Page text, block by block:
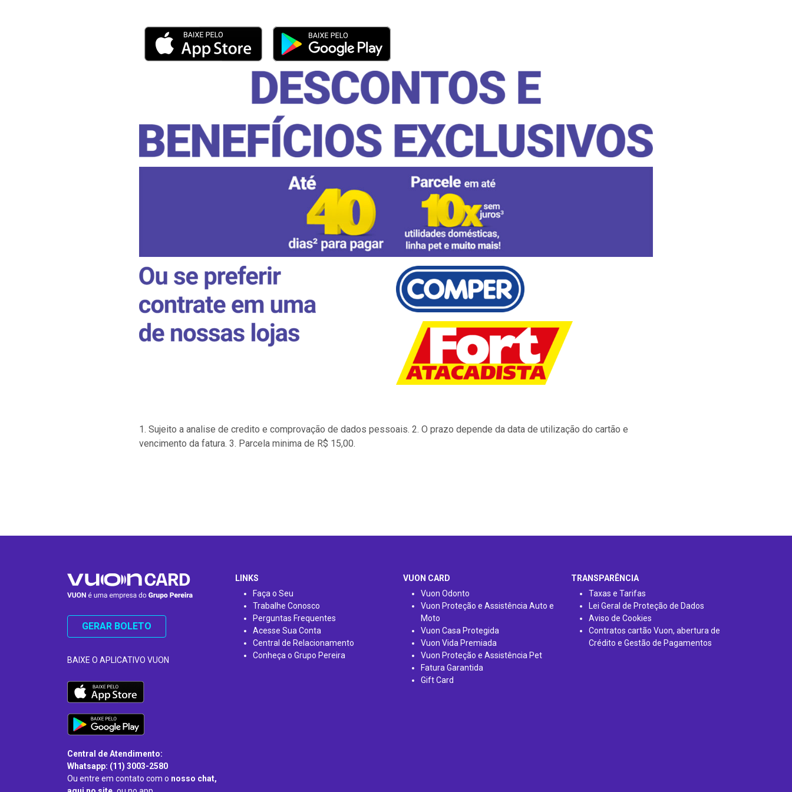
1. Sujeito a analise de credito e comprovação de dados pessoais. 2. O prazo depende da data de utilização do cartão e
vencimento da fatura. 3. Parcela minima de R$ 15,00.
GERAR BOLETO
BAIXE O APLICATIVO VUON
Central de Atendimento:
Whatsapp: (11) 3003-2580
Ou entre em contato com o nosso chat,
LINKS
Faça o Seu
Trabalhe Conosco
Perguntas Frequentes
Acesse Sua Conta
Central de Relacionamento
Conheça o Grupo Pereira
VUON CARD
Vuon Odonto
Vuon Proteção e Assistência Auto e
Moto
Vuon Casa Protegida
Vuon Vida Premiada
Vuon Proteção e Assistência Pet
Fatura Garantida
Gift Card
TRANSPARÊNCIA
Taxas e Tarifas
Lei Geral de Proteção de Dados
Aviso de Cookies
Contratos cartão Vuon, abertura de
Crédito e Gestão de Pagamentos